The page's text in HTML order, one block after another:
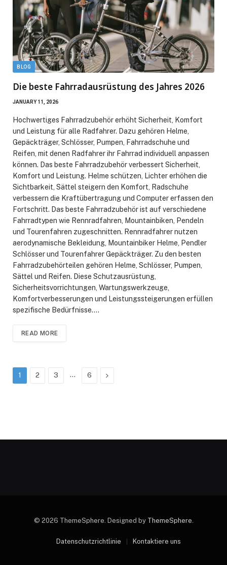
BLOG
Die beste Fahrradausrüstung des Jahres 2026
JANUARY 11, 2026
Hochwertiges Fahrradzubehör erhöht Sicherheit, Komfort
und Leistung für alle Radfahrer. Dazu gehören Helme,
Gepäckträger, Schlösser, Pumpen, Fahrradschuhe und
Reifen, mit denen Radfahrer ihr Fahrrad individuell anpassen
können. Das beste Fahrradzubehör verbessert Sicherheit,
Komfort und Leistung. Helme schützen, Lichter erhöhen die
Sichtbarkeit, Sättel steigern den Komfort, Radschuhe
verbessern die Kraftübertragung und Computer erfassen den
Fortschritt. Das beste Fahrradzubehör ist auf verschiedene
Fahrradtypen wie Rennradfahren, Mountainbiken, Pendeln
und Tourenfahren zugeschnitten. Rennradfahrer nutzen
aerodynamische Bekleidung, Mountainbiker Helme, Pendler
Schlösser und Tourenfahrer Gepäckträger. Zu den besten
Fahrradzubehörteilen gehören Helme, Schlösser, Pumpen,
Sättel und Reifen. Diese Schutzausrüstung,
Sicherheitsvorrichtungen, Wartungswerkzeuge,
Komfortverbesserungen und Leistungssteigerungen erfüllen
spezifische Bedürfnisse.…
READ MORE
1 2 3 … 6 Next
© 2026 ThemeSphere. Designed by ThemeSphere
Datenschutzrichtlinie Kontaktiere uns